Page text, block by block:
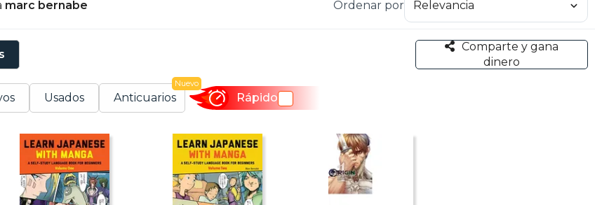
(2002) ofrece una crónica de su experiencia en el país asiático.
marc bernabe Ordenar por
Comparte y gana
dinero
Usados Anticuarios
Nuevo
Rápido